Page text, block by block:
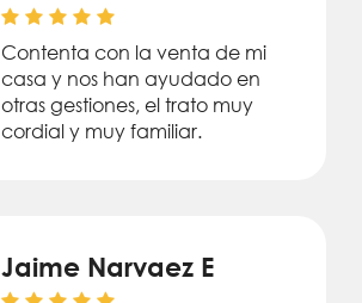
Contenta con la venta de mi
casa y nos han ayudado en
otras gestiones, el trato muy
cordial y muy familiar.
Jaime Narvaez E